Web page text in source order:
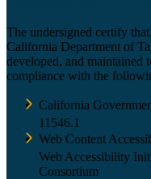
The undersigned certify
California Department of
developed, and maintained
compliance with the
California
11546.1
Web Content
Web Accessibility
Consortium